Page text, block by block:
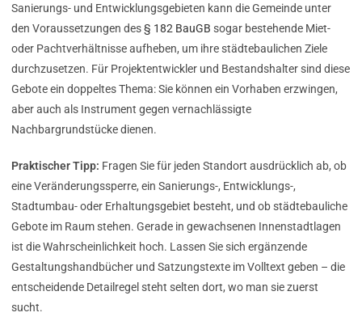
Sanierungs- und Entwicklungsgebieten kann die Gemeinde unter
den Voraussetzungen des§ 182 BauGB sogar bestehende Miet-
oder Pachtverhältnisse aufheben, um ihre städtebaulichen Ziele
durchzusetzen. Für Projektentwickler und Bestandshalter sind diese
Gebote ein doppeltes Thema: Sie können ein Vorhaben erzwingen,
aber auch als Instrument gegen vernachlässigte
Nachbargrundstücke dienen.
Praktischer Tipp: Fragen Sie für jeden Standort ausdrücklich ab, ob
eine Veränderungssperre, ein Sanierungs-, Entwicklungs-,
Stadtumbau- oder Erhaltungsgebiet besteht, und ob städtebauliche
Gebote im Raum stehen. Gerade in gewachsenen Innenstadtlagen
ist die Wahrscheinlichkeit hoch. Lassen Sie sich ergänzende
Gestaltungshandbücher und Satzungstexte im Volltext geben – die
entscheidende Detailregel steht selten dort, wo man sie zuerst
sucht.